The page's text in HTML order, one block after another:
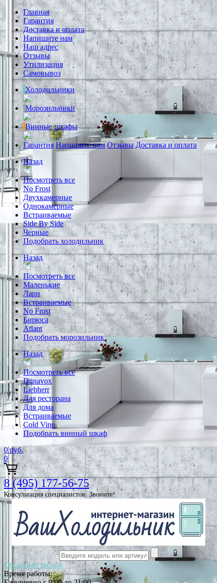
Главная
Гарантия
Доставка и оплата
Напишите нам
Наш адрес
Отзывы
Утилизация
Самовывоз
Холодильники
Морозильники
Винные шкафы
Гарантия Напишите нам Отзывы Доставка и оплата
Назад
Посмотреть все
No Frost
Двухкамерные
Однокамерные
Встраиваемые
Side By Side
Черные
Подобрать холодильник
Назад
Посмотреть все
Маленькие
Лари
Встраиваемые
No Frost
Бирюса
Atlant
Подобрать морозильник
Назад
Посмотреть все
Dunavox
Liebherr
Для ресторана
Для дома
Встраиваемые
Cold Vine
Подобрать винный шкаф
0 руб.
0
8 (495) 177-56-75
Консультация специалистов. Звоните!
Обратный звонок
Время работы: